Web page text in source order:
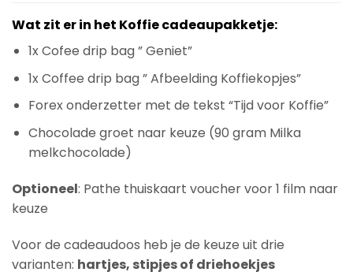
Wat zit er in het Koffie cadeaupakketje:
1x Cofee drip bag ” Geniet”
1x Coffee drip bag ” Afbeelding Koffiekopjes”
Forex onderzetter met de tekst “Tijd voor Koffie”
Chocolade groet naar keuze (90 gram Milka
melkchocolade)
Optioneel: Pathe thuiskaart voucher voor 1 film naar
keuze
Voor de cadeaudoos heb je de keuze uit drie
varianten: hartjes, stipjes of driehoekjes